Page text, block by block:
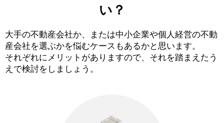
い？
大手の不動産会社か、または中小企業や個人経営の不動
産会社を選ぶかを悩むケースもあるかと思います。
それぞれにメリットがありますので、それを踏まえたう
えで検討をしましょう。